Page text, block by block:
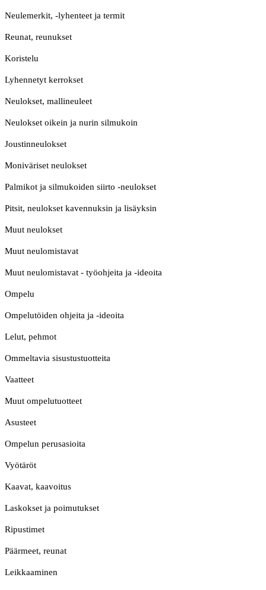
Neulemerkit, -lyhenteet ja termit
Reunat, reunukset
Koristelu
Lyhennetyt kerrokset
Neulokset, mallineuleet
Neulokset oikein ja nurin silmukoin
Joustinneulokset
Moniväriset neulokset
Palmikot ja silmukoiden siirto -neulokset
Pitsit, neulokset kavennuksin ja lisäyksin
Muut neulokset
Muut neulomistavat
Muut neulomistavat - työohjeita ja -ideoita
Ompelu
Ompelutöiden ohjeita ja -ideoita
Lelut, pehmot
Ommeltavia sisustustuotteita
Vaatteet
Muut ompelutuotteet
Asusteet
Ompelun perusasioita
Vyötäröt
Kaavat, kaavoitus
Laskokset ja poimutukset
Ripustimet
Päärmeet, reunat
Leikkaaminen